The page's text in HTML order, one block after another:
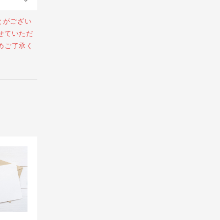
がござい
ていただ
了承く